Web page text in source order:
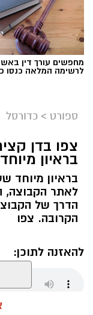
מחפשים עורך דין
לרשימה המלאה כנסו
ספורט > כדורסל
צפו בדן
בראיון
בראיון מיוחד
לאתר הקבוצה,
הדרך של
הקרובה. צפו
להאזנה לתוכן: